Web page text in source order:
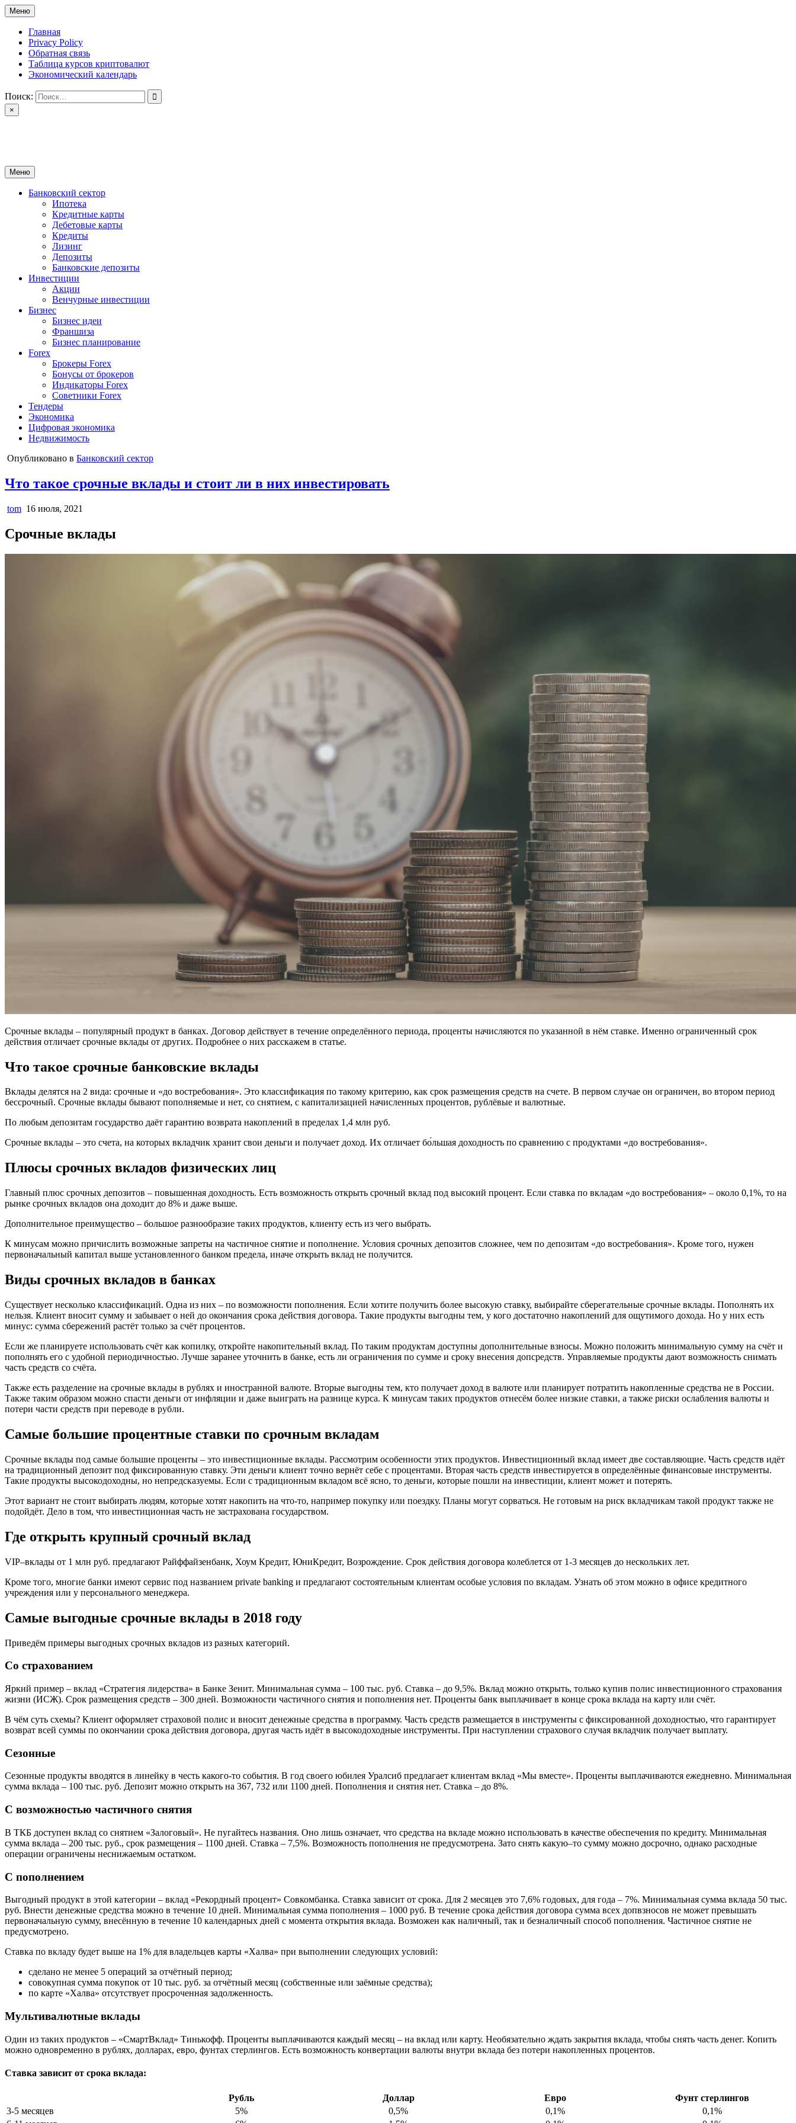
Перейти
к
содержимому
Меню
Главная
Privacy Policy
Обратная связь
Таблица курсов криптовалют
Экономический календарь
Поиск:
×
Меню
Банковский сектор
Ипотека
Кредитные карты
Дебетовые карты
Кредиты
Лизинг
Депозиты
Банковские депозиты
Инвестиции
Акции
Венчурные инвестиции
Бизнес
Бизнес идеи
Франшиза
Бизнес планирование
Forex
Брокеры Forex
Бонусы от брокеров
Индикаторы Forex
Советники Forex
Тендеры
Экономика
Цифровая экономика
Недвижимость
Опубликовано в Банковский сектор
Что такое срочные вклады и стоит ли в них инвестировать
tom 16 июля, 2021
Срочные вклады
Срочные вклады – популярный продукт в банках. Договор действует в течение определённого периода, проценты начисляются по указанной в нём ставке. Именно ограниченный срок
действия отличает срочные вклады от других. Подробнее о них расскажем в статье.
Что такое срочные банковские вклады
Вклады делятся на 2 вида: срочные и «до востребования». Это классификация по такому критерию, как срок размещения средств на счете. В первом случае он ограничен, во втором период
бессрочный. Срочные вклады бывают пополняемые и нет, со снятием, с капитализацией начисленных процентов, рублёвые и валютные.
По любым депозитам государство даёт гарантию возврата накоплений в пределах 1,4 млн руб.
Срочные вклады – это счета, на которых вкладчик хранит свои деньги и получает доход. Их отличает бо́льшая доходность по сравнению с продуктами «до востребования».
Плюсы срочных вкладов физических лиц
Главный плюс срочных депозитов – повышенная доходность. Есть возможность открыть срочный вклад под высокий процент. Если ставка по вкладам «до востребования» – около 0,1%, то на
рынке срочных вкладов она доходит до 8% и даже выше.
Дополнительное преимущество – большое разнообразие таких продуктов, клиенту есть из чего выбрать.
К минусам можно причислить возможные запреты на частичное снятие и пополнение. Условия срочных депозитов сложнее, чем по депозитам «до востребования». Кроме того, нужен
первоначальный капитал выше установленного банком предела, иначе открыть вклад не получится.
Виды срочных вкладов в банках
Существует несколько классификаций. Одна из них – по возможности пополнения. Если хотите получить более высокую ставку, выбирайте сберегательные срочные вклады. Пополнять их
нельзя. Клиент вносит сумму и забывает о ней до окончания срока действия договора. Такие продукты выгодны тем, у кого достаточно накоплений для ощутимого дохода. Но у них есть
минус: сумма сбережений растёт только за счёт процентов.
Если же планируете использовать счёт как копилку, откройте накопительный вклад. По таким продуктам доступны дополнительные взносы. Можно положить минимальную сумму на счёт и
пополнять его с удобной периодичностью. Лучше заранее уточнить в банке, есть ли ограничения по сумме и сроку внесения допсредств. Управляемые продукты дают возможность снимать
часть средств со счёта.
Также есть разделение на срочные вклады в рублях и иностранной валюте. Вторые выгодны тем, кто получает доход в валюте или планирует потратить накопленные средства не в России.
Также таким образом можно спасти деньги от инфляции и даже выиграть на разнице курса. К минусам таких продуктов отнесём более низкие ставки, а также риски ослабления валюты и
потери части средств при переводе в рубли.
Самые большие процентные ставки по срочным вкладам
Срочные вклады под самые большие проценты – это инвестиционные вклады. Рассмотрим особенности этих продуктов. Инвестиционный вклад имеет две составляющие. Часть средств идёт
на традиционный депозит под фиксированную ставку. Эти деньги клиент точно вернёт себе с процентами. Вторая часть средств инвестируется в определённые финансовые инструменты.
Такие продукты высокодоходны, но непредсказуемы. Если с традиционным вкладом всё ясно, то деньги, которые пошли на инвестиции, клиент может и потерять.
Этот вариант не стоит выбирать людям, которые хотят накопить на что-то, например покупку или поездку. Планы могут сорваться. Не готовым на риск вкладчикам такой продукт также не
подойдёт. Дело в том, что инвестиционная часть не застрахована государством.
Где открыть крупный срочный вклад
VIP–вклады от 1 млн руб. предлагают Райффайзенбанк, Хоум Кредит, ЮниКредит, Возрождение. Срок действия договора колеблется от 1-3 месяцев до нескольких лет.
Кроме того, многие банки имеют сервис под названием private banking и предлагают состоятельным клиентам особые условия по вкладам. Узнать об этом можно в офисе кредитного
учреждения или у персонального менеджера.
Самые выгодные срочные вклады в 2018 году
Приведём примеры выгодных срочных вкладов из разных категорий.
Со страхованием
Яркий пример – вклад «Стратегия лидерства» в Банке Зенит. Минимальная сумма – 100 тыс. руб. Ставка – до 9,5%. Вклад можно открыть, только купив полис инвестиционного страхования
жизни (ИСЖ). Срок размещения средств – 300 дней. Возможности частичного снятия и пополнения нет. Проценты банк выплачивает в конце срока вклада на карту или счёт.
В чём суть схемы? Клиент оформляет страховой полис и вносит денежные средства в программу. Часть средств размещается в инструменты с фиксированной доходностью, что гарантирует
возврат всей суммы по окончании срока действия договора, другая часть идёт в высокодоходные инструменты. При наступлении страхового случая вкладчик получает выплату.
Сезонные
Сезонные продукты вводятся в линейку в честь какого-то события. В год своего юбилея Уралсиб предлагает клиентам вклад «Мы вместе». Проценты выплачиваются ежедневно. Минимальная
сумма вклада – 100 тыс. руб. Депозит можно открыть на 367, 732 или 1100 дней. Пополнения и снятия нет. Ставка – до 8%.
С возможностью частичного снятия
В ТКБ доступен вклад со снятием «Залоговый». Не пугайтесь названия. Оно лишь означает, что средства на вкладе можно использовать в качестве обеспечения по кредиту. Минимальная
сумма вклада – 200 тыс. руб., срок размещения – 1100 дней. Ставка – 7,5%. Возможность пополнения не предусмотрена. Зато снять какую–то сумму можно досрочно, однако расходные
операции ограничены неснижаемым остатком.
С пополнением
Выгодный продукт в этой категории – вклад «Рекордный процент» Совкомбанка. Ставка зависит от срока. Для 2 месяцев это 7,6% годовых, для года – 7%. Минимальная сумма вклада 50 тыс.
руб. Внести денежные средства можно в течение 10 дней. Минимальная сумма пополнения – 1000 руб. В течение срока действия договора сумма всех допвзносов не может превышать
первоначальную сумму, внесённую в течение 10 календарных дней с момента открытия вклада. Возможен как наличный, так и безналичный способ пополнения. Частичное снятие не
предусмотрено.
Ставка по вкладу будет выше на 1% для владельцев карты «Халва» при выполнении следующих условий:
сделано не менее 5 операций за отчётный период;
совокупная сумма покупок от 10 тыс. руб. за отчётный месяц (собственные или заёмные средства);
по карте «Халва» отсутствует просроченная задолженность.
Мультивалютные вклады
Один из таких продуктов – «СмартВклад» Тинькофф. Проценты выплачиваются каждый месяц – на вклад или карту. Необязательно ждать закрытия вклада, чтобы снять часть денег. Копить
можно одновременно в рублях, долларах, евро, фунтах стерлингов. Есть возможность конвертации валюты внутри вклада без потери накопленных процентов.
Ставка зависит от срока вклада:
Рубль Доллар Евро
Фунт стерлингов
3-5 месяцев
5% 0,5% 0,1%
0,1%